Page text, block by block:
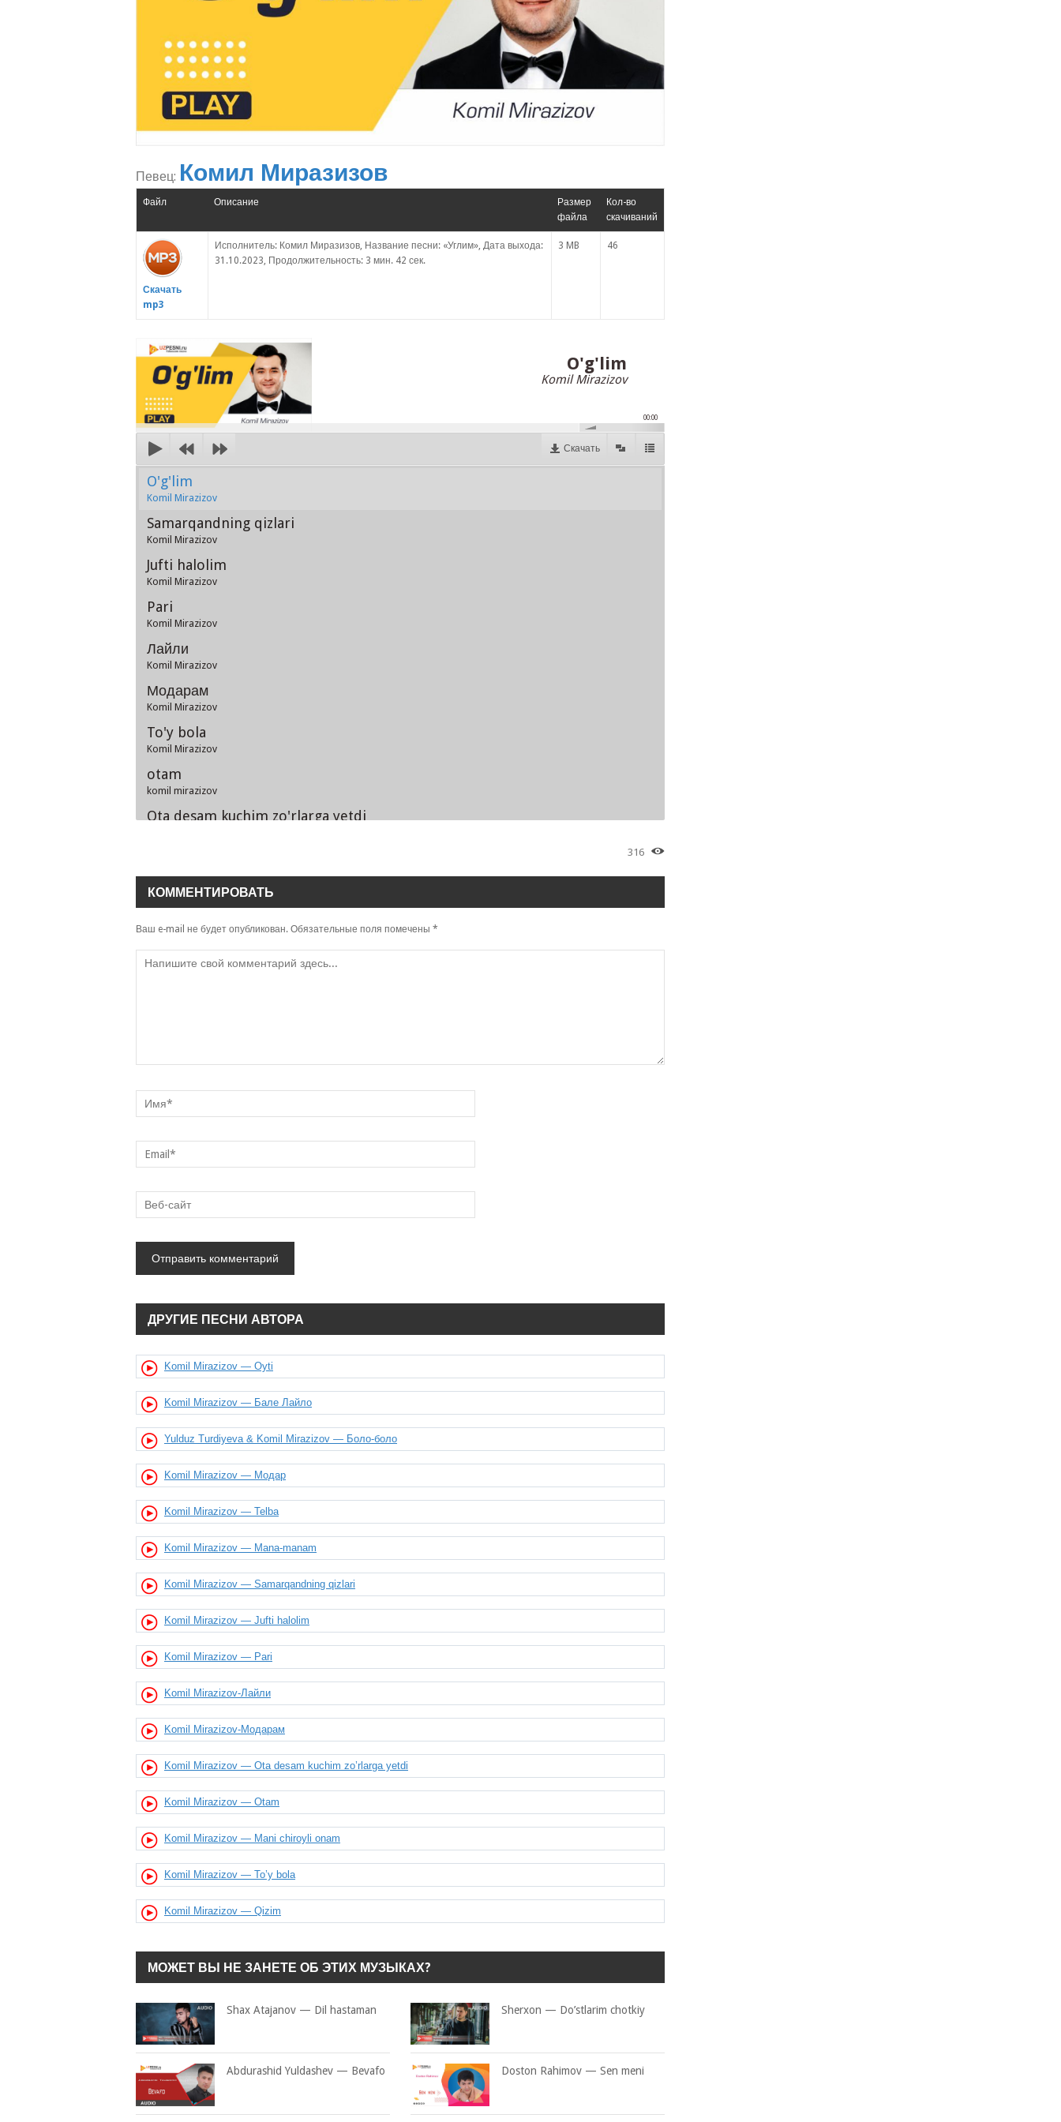
Певец: Комил Миразизов
Файл Описание
Размер
файла
Кол-во
скачиваний
Скачать
mp3
Исполнитель: Комил Миразизов, Название песни: «Углим», Дата выхода:
31.10.2023, Продолжительность: 3 мин. 42 сек.
3 MB 46
O'g'lim
Komil Mirazizov
00:00
Скачать
O'g'lim
Komil Mirazizov
Samarqandning qizlari
Komil Mirazizov
Jufti halolim
Komil Mirazizov
Pari
Komil Mirazizov
Лайли
Komil Mirazizov
Модарам
Komil Mirazizov
To'y bola
Komil Mirazizov
otam
komil mirazizov
Ota desam kuchim zo'rlarga yetdi
316
КОММЕНТИРОВАТЬ
Ваш e-mail не будет опубликован. Обязательные поля помечены *
ДРУГИЕ ПЕСНИ АВТОРА
Komil Mirazizov — Oyti
Komil Mirazizov — Бале Лайло
Yulduz Turdiyeva & Komil Mirazizov — Боло-боло
Komil Mirazizov — Модар
Komil Mirazizov — Telba
Komil Mirazizov — Mana-manam
Komil Mirazizov — Samarqandning qizlari
Komil Mirazizov — Jufti halolim
Komil Mirazizov — Pari
Komil Mirazizov-Лайли
Komil Mirazizov-Модарам
Komil Mirazizov — Ota desam kuchim zo’rlarga yetdi
Komil Mirazizov — Otam
Komil Mirazizov — Mani chiroyli onam
Komil Mirazizov — To’y bola
Komil Mirazizov — Qizim
МОЖЕТ ВЫ НЕ ЗАНЕТЕ ОБ ЭТИХ МУЗЫКАХ?
Shax Atajanov — Dil hastaman Sherxon — Do’stlarim chotkiy
Abdurashid Yuldashev — Bevafo Doston Rahimov — Sen meni